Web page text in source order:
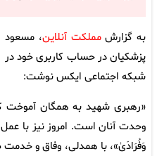
به گزارشمملکت آنلاین، مسعود
پزشکیان در حساب کاربری خود در
شبکه اجتماعی ایکس نوشت:
‌«رهبری شهید به همگان آموخت
وحدت آنان است. امروز نیز با عمل
وَفُرَادَیٰ»، با همدلی، وفاق و